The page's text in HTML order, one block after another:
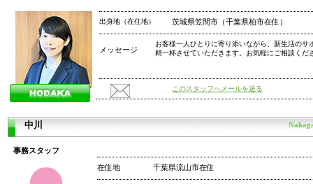
出身地（在住地） 茨城県笠間市（千葉県柏市在住）
お客様一人ひとりに寄り添いながら、新生活のサ
精一杯させていただきます。お気軽にご相談くだ
メッセージ
このスタッフへメールを送る
中川
事務スタッフ
在住地 千葉県流山市在住